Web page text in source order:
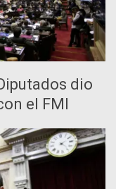
dio
el FMI